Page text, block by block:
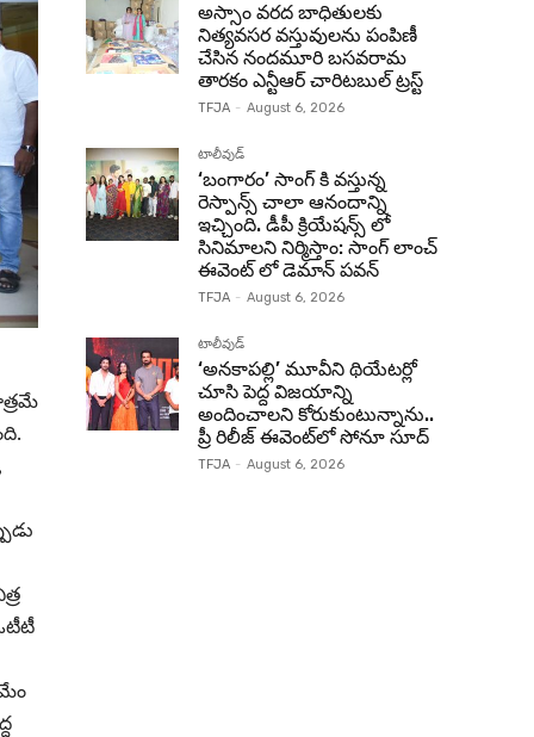
అస్సాం వరద బాధితులకు
నిత్యవసర వస్తువులను పంపిణీ
చేసిన నందమూరి బసవరామ
తారకం ఎన్టీఆర్ చారిటబుల్ ట్రస్ట్
TFJA - August 6, 2026
టాలీవుడ్
‘బంగారం’ సాంగ్ కి వస్తున్న
రెస్పాన్స్ చాలా ఆనందాన్ని
ఇచ్చింది. డీపీ క్రియేషన్స్ లో
సినిమాలని నిర్మిస్తాం: సాంగ్ లాంచ్
ఈవెంట్ లో డెమాన్ పవన్
TFJA - August 6, 2026
టాలీవుడ్
‘అనకాపల్లి’ మూవీని థియేటర్లో
చూసి పెద్ద విజయాన్ని
అందించాలని కోరుకుంటున్నాను..
ప్రీ రిలీజ్ ఈవెంట్‌లో సోనూ సూద్
TFJA - August 6, 2026